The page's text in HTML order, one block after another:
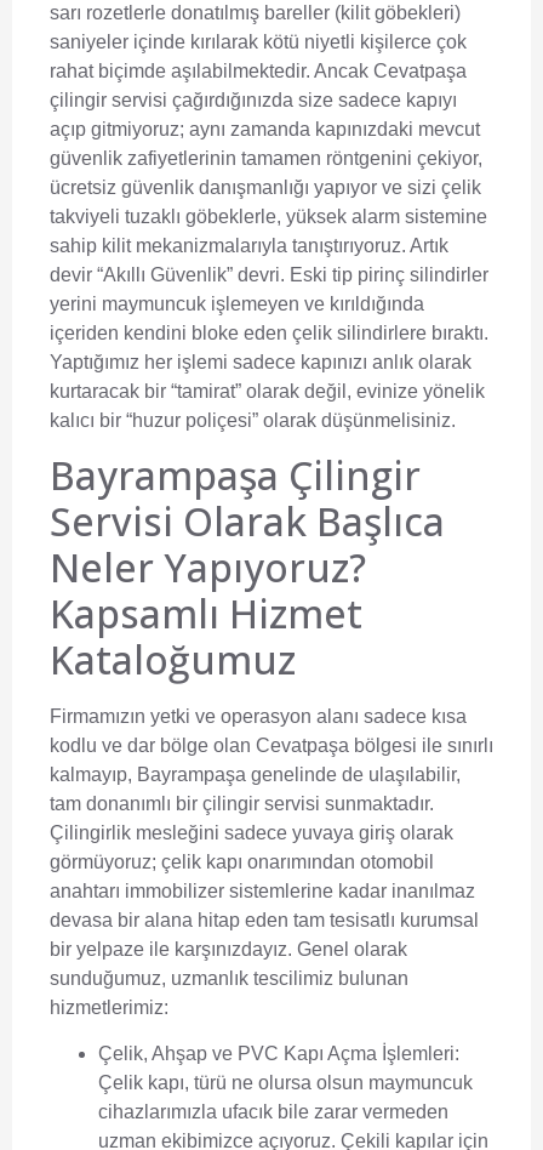
sarı rozetlerle donatılmış bareller (kilit göbekleri)
saniyeler içinde kırılarak kötü niyetli kişilerce çok
rahat biçimde aşılabilmektedir. Ancak Cevatpaşa
çilingir servisi çağırdığınızda size sadece kapıyı
açıp gitmiyoruz; aynı zamanda kapınızdaki mevcut
güvenlik zafiyetlerinin tamamen röntgenini çekiyor,
ücretsiz güvenlik danışmanlığı yapıyor ve sizi çelik
takviyeli tuzaklı göbeklerle, yüksek alarm sistemine
sahip kilit mekanizmalarıyla tanıştırıyoruz. Artık
devir “Akıllı Güvenlik” devri. Eski tip pirinç silindirler
yerini maymuncuk işlemeyen ve kırıldığında
içeriden kendini bloke eden çelik silindirlere bıraktı.
Yaptığımız her işlemi sadece kapınızı anlık olarak
kurtaracak bir “tamirat” olarak değil, evinize yönelik
kalıcı bir “huzur poliçesi” olarak düşünmelisiniz.
Bayrampaşa Çilingir
Servisi Olarak Başlıca
Neler Yapıyoruz?
Kapsamlı Hizmet
Kataloğumuz
Firmamızın yetki ve operasyon alanı sadece kısa
kodlu ve dar bölge olan Cevatpaşa bölgesi ile sınırlı
kalmayıp, Bayrampaşa genelinde de ulaşılabilir,
tam donanımlı bir çilingir servisi sunmaktadır.
Çilingirlik mesleğini sadece yuvaya giriş olarak
görmüyoruz; çelik kapı onarımından otomobil
anahtarı immobilizer sistemlerine kadar inanılmaz
devasa bir alana hitap eden tam tesisatlı kurumsal
bir yelpaze ile karşınızdayız. Genel olarak
sunduğumuz, uzmanlık tescilimiz bulunan
hizmetlerimiz:
Çelik, Ahşap ve PVC Kapı Açma İşlemleri:
Çelik kapı, türü ne olursa olsun maymuncuk
cihazlarımızla ufacık bile zarar vermeden
uzman ekibimizce açıyoruz. Çekili kapılar için